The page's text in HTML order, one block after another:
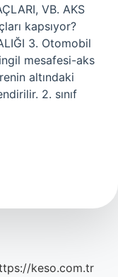
VB. AKS
kapsıyor?
3. Otomobil
mesafesi-aks
altındaki
2. sınıf
keso.com.tr